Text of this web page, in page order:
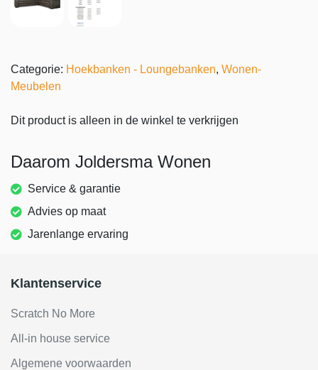
Categorie: Hoekbanken - Loungebanken, Wonen-
Meubelen
Dit product is alleen in de winkel te verkrijgen
Daarom Joldersma Wonen
Service & garantie
Advies op maat
Jarenlange ervaring
Klantenservice
Scratch No More
All-in house service
Algemene voorwaarden